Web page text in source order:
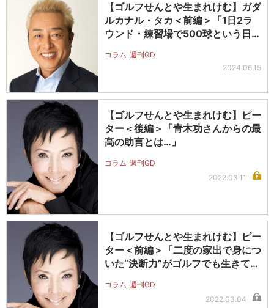
【ゴルフせんとや生まれけむ】ガダ
ルカナル・タカ＜前編＞「1日2ラ
ウンド・練習場で500球という日々
コラム 週刊GD
2024.06.15
【ゴルフせんとや生まれけむ】ピー
ター＜後編＞「青木功さんからの最
高の助言とは…」
コラム 週刊GD
2022.03.11
【ゴルフせんとや生まれけむ】ピー
ター＜前編＞「二度の家出で身につ
いた“決断力”がゴルフでも生きてい
コラム 週刊GD
2022.03.04